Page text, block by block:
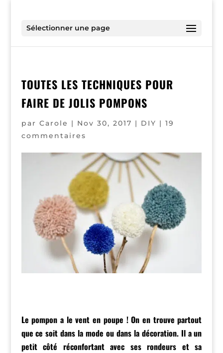
Sélectionner une page
TOUTES LES TECHNIQUES POUR
FAIRE DE JOLIS POMPONS
par Carole | Nov 30, 2017 | DIY | 19
commentaires
Le pompon a le vent en poupe ! On en trouve partout
que ce soit dans la mode ou dans la décoration. Il a un
petit côté réconfortant avec ses rondeurs et sa